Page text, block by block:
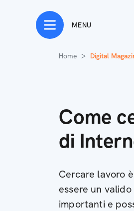
MENU
Home Digital
Come
di
Cercare lavoro
essere un
importanti e